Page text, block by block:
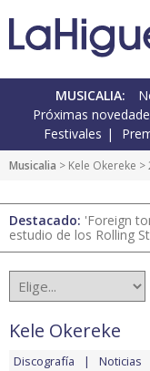
MUSICALIA:
Próximas
Festivales
Musicalia > Kele Okereke >
Destacado: 'Foreign
estudio de los Rolling
Kele Okereke
Discografía Noticias